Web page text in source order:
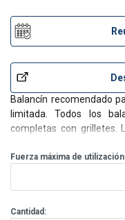
Balancín recomendado
limitada. Todos los
completas con grilletes.
eslingas textiles.
Fuerza máxima de
Cantidad: